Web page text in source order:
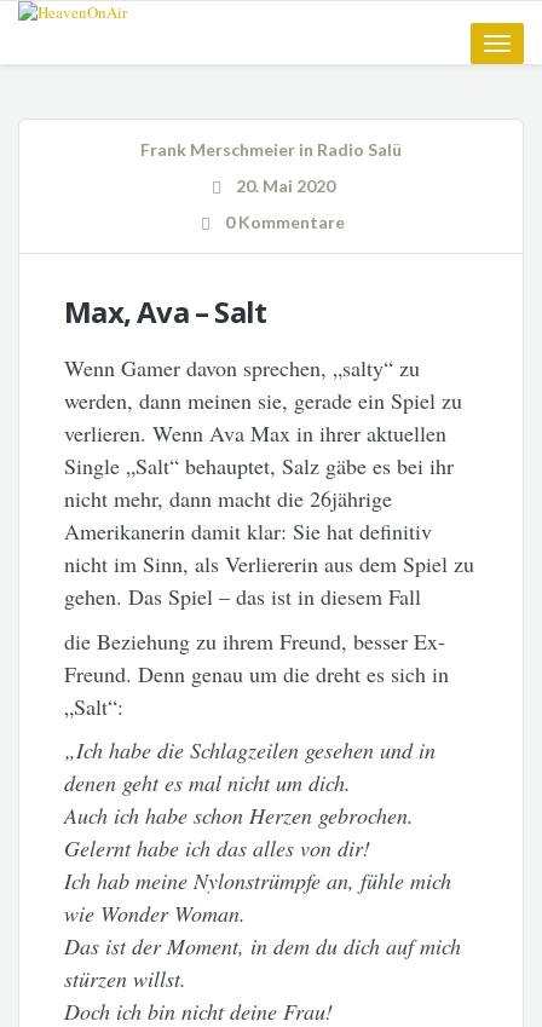
Toggle
Frank Merschmeier in Radio Salü
20. Mai 2020
0 Kommentare
Max, Ava – Salt
Wenn Gamer davon sprechen, „salty“ zu
werden, dann meinen sie, gerade ein Spiel zu
verlieren. Wenn Ava Max in ihrer aktuellen
Single „Salt“ behauptet, Salz gäbe es bei ihr
nicht mehr, dann macht die 26jährige
Amerikanerin damit klar: Sie hat definitiv
nicht im Sinn, als Verliererin aus dem Spiel zu
gehen. Das Spiel – das ist in diesem Fall
die Beziehung zu ihrem Freund, besser Ex-
Freund. Denn genau um die dreht es sich in
„Salt“:
„Ich habe die Schlagzeilen gesehen und in
denen gehtes mal nicht um dich.
Auch ich habe schon Herzen gebrochen.
Gelernt habe ich das alles von dir!
Ich hab meine Nylonstrümpfe an, fühle mich
wie Wonder Woman.
Das ist der Moment, in dem du dich auf mich
stürzen willst.
Doch ich bin nicht deine Frau!